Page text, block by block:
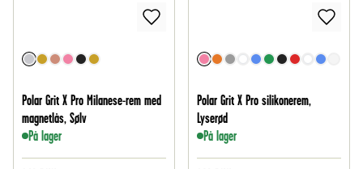
Polar Grit X Pro Milanese-rem med
magnetlås, Sølv
På lager
Polar Grit X Pro silikonerem,
Lyserød
På lager